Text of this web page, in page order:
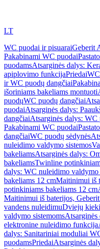
LT
WC puodai ir pisuaraiGeberit
Pakabinami WC puodai
puodamsAtsarginės dalys:
apiplovimo funkcijaPriedai
ir WC puodų dangčiai
išoriniams bakeliams montuoti
puodųWC puodų dangčiai
puodaiAtsarginės dalys:
dangčiaiAtsarginės dalys: WC
Pakabinami WC puodai
dangčiaiWC puodų sėdynės
nuleidimo valdymo sistemos
bakeliamsAtsarginės dalys:
bakeliamsTwinline
dalys: WC nuleidimo valdymo
bakeliams 12 cmMaitinimui iš
potinkiniams bakeliams 12 cm
Maitinimui iš baterijos,
vandens nuleidimuDviejų
valdymo sistemoms
elektronine nuleidimo funkcija
dalys: Sanitariniai moduliai
puodamsPriedaiAtsarginės